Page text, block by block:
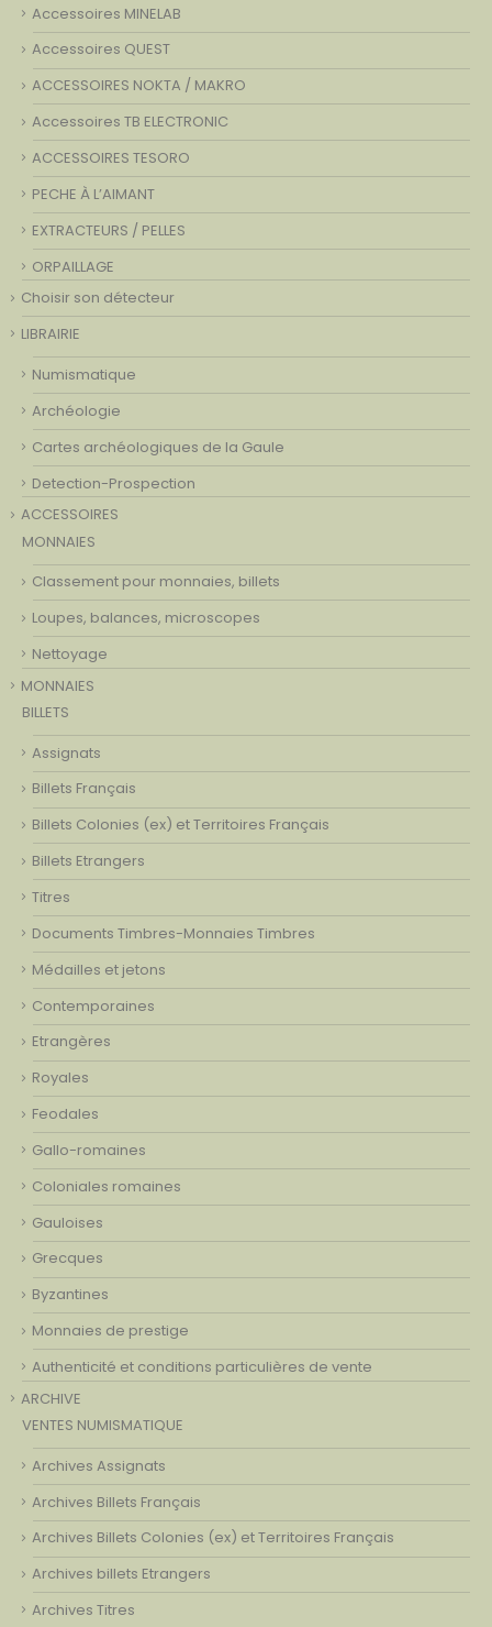
Accessoires MINELAB
Accessoires QUEST
ACCESSOIRES NOKTA / MAKRO
Accessoires TB ELECTRONIC
ACCESSOIRES TESORO
PECHE À L’AIMANT
EXTRACTEURS / PELLES
ORPAILLAGE
Choisir son détecteur
LIBRAIRIE
Numismatique
Archéologie
Cartes archéologiques de la Gaule
Detection-Prospection
ACCESSOIRES
MONNAIES
Classement pour monnaies, billets
Loupes, balances, microscopes
Nettoyage
MONNAIES
BILLETS
Assignats
Billets Français
Billets Colonies (ex) et Territoires Français
Billets Etrangers
Titres
Documents Timbres-Monnaies Timbres
Médailles et jetons
Contemporaines
Etrangères
Royales
Feodales
Gallo-romaines
Coloniales romaines
Gauloises
Grecques
Byzantines
Monnaies de prestige
Authenticité et conditions particulières de vente
ARCHIVE
VENTES NUMISMATIQUE
Archives Assignats
Archives Billets Français
Archives Billets Colonies (ex) et Territoires Français
Archives billets Etrangers
Archives Titres